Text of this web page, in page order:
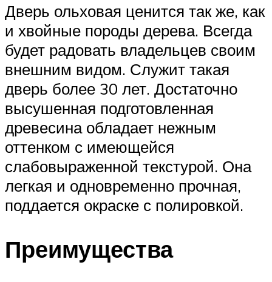
Дверь ольховая ценится так же, как
и хвойные породы дерева. Всегда
будет радовать владельцев своим
внешним видом. Служит такая
дверь более 30 лет. Достаточно
высушенная подготовленная
древесина обладает нежным
оттенком с имеющейся
слабовыраженной текстурой. Она
легкая и одновременно прочная,
поддается окраске с полировкой.
Преимущества